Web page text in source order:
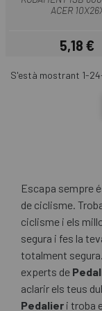
ACER
Preu
5,18 €
S'està mostrant 1-
Escapa sempre
de ciclisme.
ciclisme i els
segura i fes la
totalment
experts de
aclarir els teus
Pedalier i troba